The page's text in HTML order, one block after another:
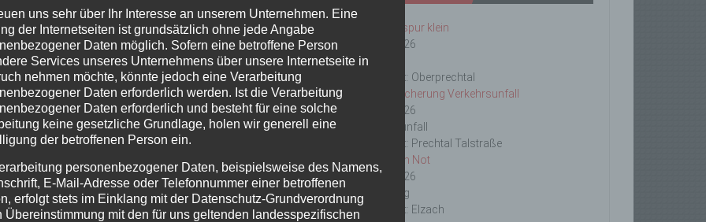
ABC-1, Ölspur klein
23/06/2026
Ölspur
Einsatzort: Oberprechtal
TH 2 Absicherung Verkehrsunfall
20/06/2026
Verkehrsunfall
Einsatzort: Prechtal Talstraße
TH1 Tier in Not
18/06/2026
Tierrettung
Einsatzort: Elzach
uns sehr über Ihr Interesse an unserem Unternehmen. Eine
der Internetseiten ist grundsätzlich ohne jede Angabe
Daten möglich. Sofern eine betroffene Person
Services unseres Unternehmens über unsere Internetseite in
nehmen möchte, könnte jedoch eine Verarbeitung
Daten erforderlich werden. Ist die Verarbeitung
Daten erforderlich und besteht für eine solche
keine gesetzliche Grundlage, holen wir generell eine
der betroffenen Person ein.
personenbezogener Daten, beispielsweise des Namens,
E-Mail-Adresse oder Telefonnummer einer betroffenen
erfolgt stets im Einklang mit der Datenschutz-Grundverordnung
Übereinstimmung mit den für uns geltenden landesspezifischen